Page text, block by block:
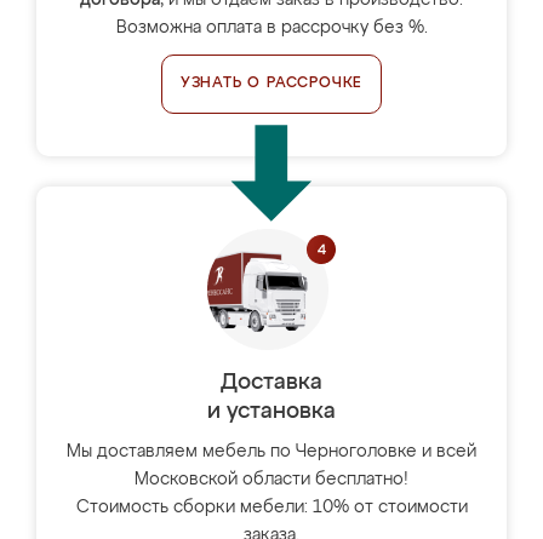
Возможна оплата в рассрочку без %.
УЗНАТЬ О РАССРОЧКЕ
Доставка
и установка
Мы доставляем мебель по Черноголовке и всей
Московской области бесплатно!
Стоимость сборки мебели: 10% от стоимости
заказа.